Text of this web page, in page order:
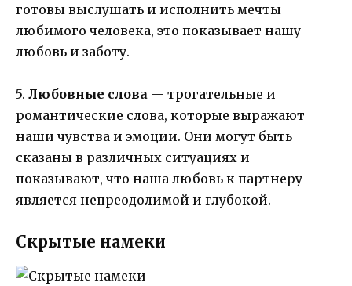
готовы выслушать и исполнить мечты
любимого человека, это показывает нашу
любовь и заботу.
5. Любовные слова — трогательные и
романтические слова, которые выражают
наши чувства и эмоции. Они могут быть
сказаны в различных ситуациях и
показывают, что наша любовь к партнеру
является непреодолимой и глубокой.
Скрытые намеки